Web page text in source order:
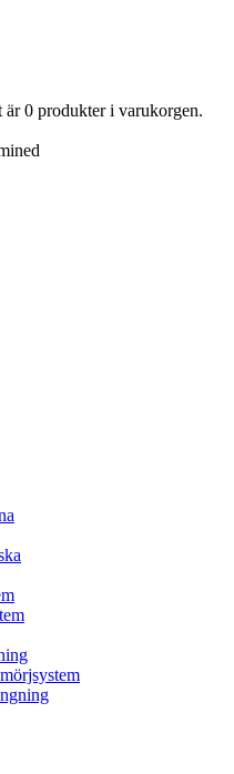
är0 produkter i varukorgen.